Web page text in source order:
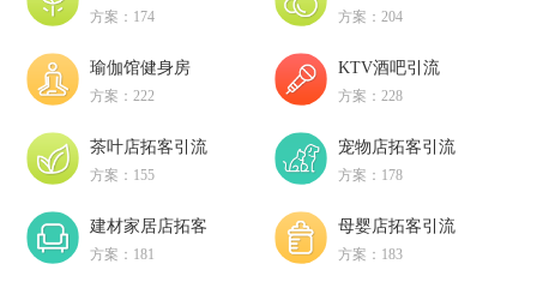
方案：174 方案：204
瑜伽馆健身房
方案：222
KTV酒吧引流
方案：228
茶叶店拓客引流
方案：155
宠物店拓客引流
方案：178
建材家居店拓客
方案：181
母婴店拓客引流
方案：183